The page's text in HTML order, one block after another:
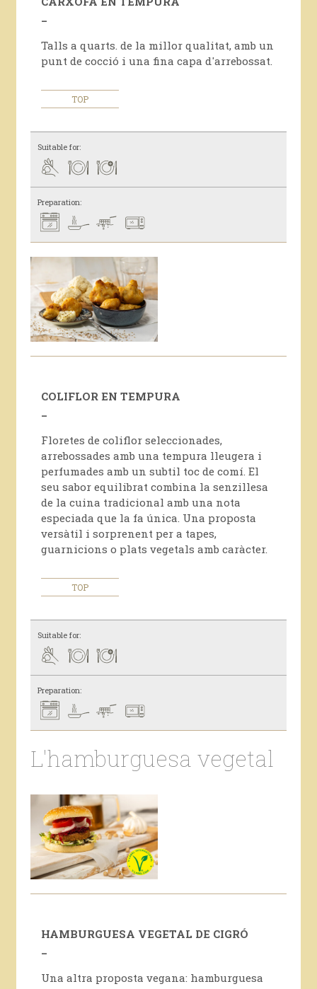
_
Talls a quarts. de la millor qualitat, amb un
punt de cocció i una fina capa d'arrebossat.
TOP
Suitable for:
Preparation:
COLIFLOR EN TEMPURA
Floretes de coliflor seleccionades,
arrebossades amb una tempura lleugera i
perfumades amb un subtil toc de comí. El
seu sabor equilibrat combina la senzillesa
de la cuina tradicional amb una nota
especiada que la fa única. Una proposta
versàtil i sorprenent per a tapes,
guarnicions o plats vegetals amb caràcter.
TOP
Suitable for:
Preparation:
L'hamburguesa vegetal
HAMBURGUESA VEGETAL DE CIGRÓ
Una altra proposta vegana: hamburguesa